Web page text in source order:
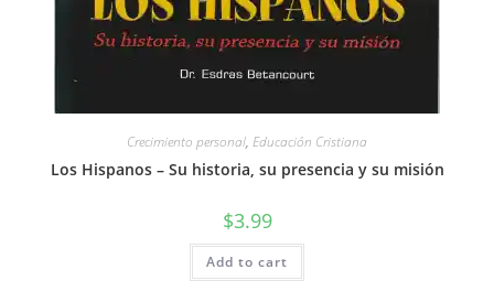
Crecimiento personal, Educación Cristiana
Los Hispanos – Su historia, su presencia y su misión
$3.99
Add to cart